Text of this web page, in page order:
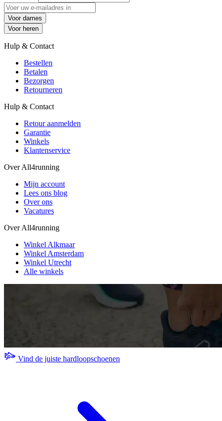
Voor dames
Voor heren
Hulp & Contact
Bestellen
Betalen
Bezorgen
Retourneren
Hulp & Contact
Retour aanmelden
Garantie
Winkels
Klantenservice
Over All4running
Mijn account
Lees ons blog
Over ons
Vacatures
Over All4running
Winkel Alkmaar
Winkel Amsterdam
Winkel Utrecht
Alle winkels
Vind de juiste hardloopschoenen